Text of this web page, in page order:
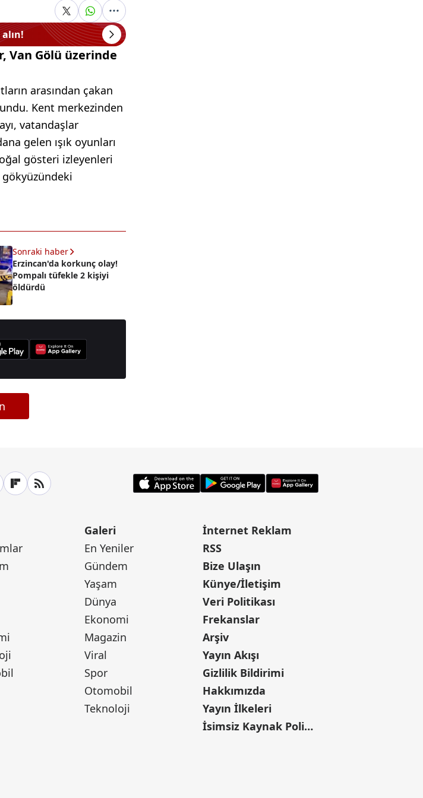
Van Gölü üzerinde
arasından çakan
Kent merkezinden
vatandaşlar
gelen ışık oyunları
gösteri izleyenleri
gökyüzündeki
Sonraki haber
Erzincan'da korkunç olay!
Pompalı tüfekle 2 kişiyi
öldürdü
Galeri
En Yeniler
Gündem
Yaşam
Dünya
Ekonomi
Magazin
Viral
Spor
Otomobil
Teknoloji
İnternet Reklam
RSS
Bize Ulaşın
Künye/İletişim
Veri Politikası
Frekanslar
Arşiv
Yayın Akışı
Gizlilik Bildirimi
Hakkımızda
Yayın İlkeleri
İsimsiz Kaynak Politikası